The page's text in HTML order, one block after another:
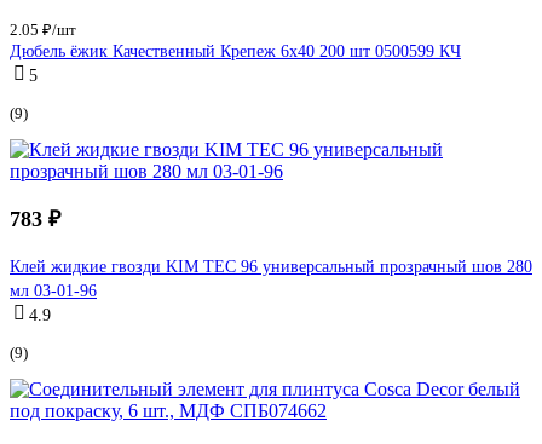
2.05 ₽/шт
Дюбель ёжик Качественный Крепеж 6х40 200 шт 0500599 КЧ
5
(9)
783 ₽
Клей жидкие гвозди KIM TEC 96 универсальный прозрачный шов 280
мл 03-01-96
4.9
(9)